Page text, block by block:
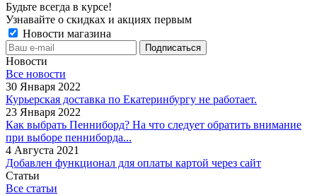
Будьте всегда в курсе!
Узнавайте о скидках и акциях первым
Новости магазина
Новости
Все новости
30 Января 2022
Курьерская доставка по Екатеринбургу не работает.
23 Января 2022
Как выбрать Пенниборд? На что следует обратить внимание
при выборе пенниборда...
4 Августа 2021
Добавлен функционал для оплаты картой через сайт
Статьи
Все статьи